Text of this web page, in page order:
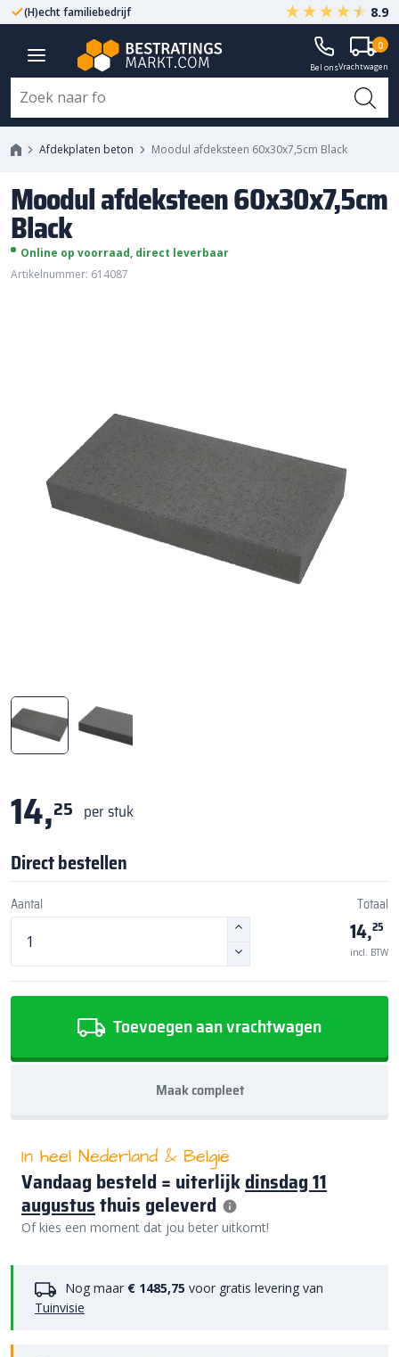
(H)echt familiebedrijf Gegarandeerd A-kwaliteit
8.9
Bel onsVrachtwagen
0
Afdekplaten beton Moodul afdeksteen 60x30x7,5cm Black
Moodul afdeksteen 60x30x7,5cm
Black
Online op voorraad, direct leverbaar
Artikelnummer: 614087
14,25 per stuk
Direct bestellen
Aantal Totaal
14,25
incl. BTW
Toevoegen aan vrachtwagen
Maak compleet
In heel Nederland & België
Vandaag besteld = uiterlijkdinsdag 11
augustusthuis geleverd
Of kies een moment dat jou beter uitkomt!
Nog maar € 1485,75 voor gratis levering van
Tuinvisie
Moodul afdeksteen 60x30x7,5cm
Black